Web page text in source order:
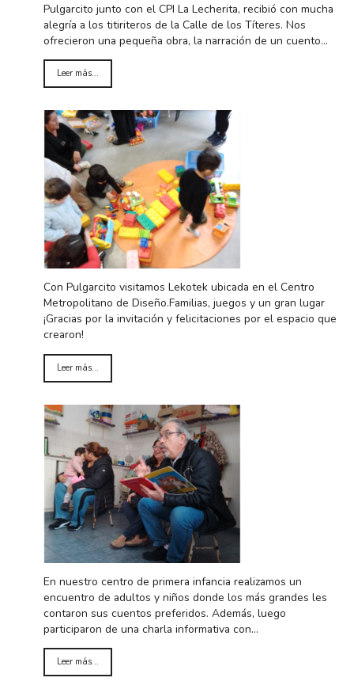
Pulgarcito junto con el CPI La Lecherita, recibió con mucha
alegría a los titiriteros de la Calle de los Títeres. Nos
ofrecieron una pequeña obra, la narración de un cuento…
Leer más...
Con Pulgarcito visitamos Lekotek ubicada en el Centro
Metropolitano de Diseño.Familias, juegos y un gran lugar
¡Gracias por la invitación y felicitaciones por el espacio que
crearon!
Leer más...
En nuestro centro de primera infancia realizamos un
encuentro de adultos y niños donde los más grandes les
contaron sus cuentos preferidos. Además, luego
participaron de una charla informativa con…
Leer más...